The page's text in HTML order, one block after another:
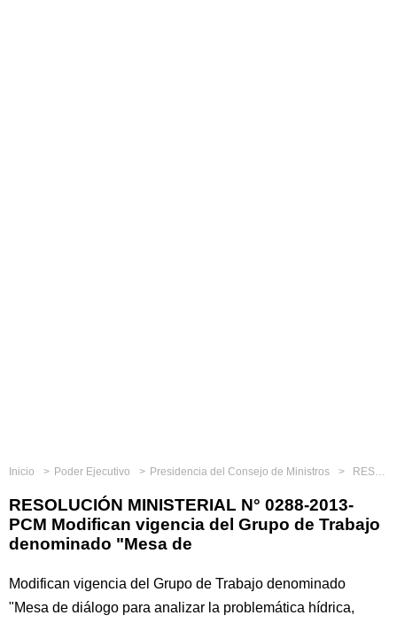
Inicio Poder Ejecutivo Presidencia del Consejo de Ministros RESOLUCIÓN MINISTERIAL N° 0288-2013-PCM Modifican vigencia del Grupo de Trabajo denominado "Mesa de
RESOLUCIÓN MINISTERIAL N° 0288-2013-
PCM Modifican vigencia del Grupo de Trabajo
denominado "Mesa de
Modifican vigencia del Grupo de Trabajo denominado
"Mesa de diálogo para analizar la problemática hídrica,